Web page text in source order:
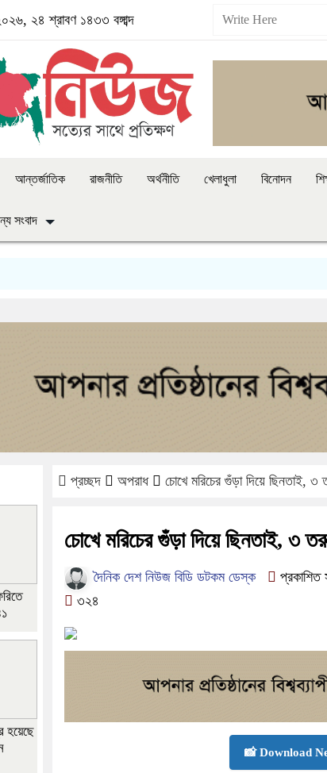
২৪ শ্রাবণ ১৪৩৩ বঙ্গাব্দ
আন্তর্জাতিক রাজনীতি অর্থনীতি খেলাধুলা বিনোদন
সংবাদ
প্রচ্ছদ অপরাধ চোখে মরিচের গুঁড়া দিয়ে ছিনতাই,
চোখে মরিচের গুঁড়া দিয়ে ছিনতাই, ৩
দৈনিক দেশ নিউজ বিডি ডটকম ডেস্ক
৩২৪
📸 Download
হয়েছে